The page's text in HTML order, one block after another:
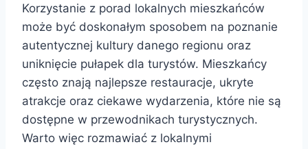
Korzystanie z porad lokalnych mieszkańców
może być doskonałym sposobem na poznanie
autentycznej kultury danego regionu oraz
uniknięcie pułapek dla turystów. Mieszkańcy
często znają najlepsze restauracje, ukryte
atrakcje oraz ciekawe wydarzenia, które nie są
dostępne w przewodnikach turystycznych.
Warto więc rozmawiać z lokalnymi